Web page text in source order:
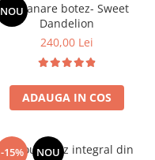
NOU
Lumanare botez- Sweet
Dandelion
240,00 Lei
ADAUGA IN COS
-15% NOU
Trusou botez integral din